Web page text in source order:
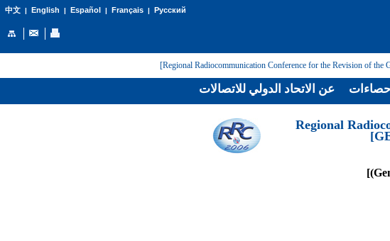
中文| English | Español | Français| Русский
[Regional
عن الاتحاد الدولي للاتصالات